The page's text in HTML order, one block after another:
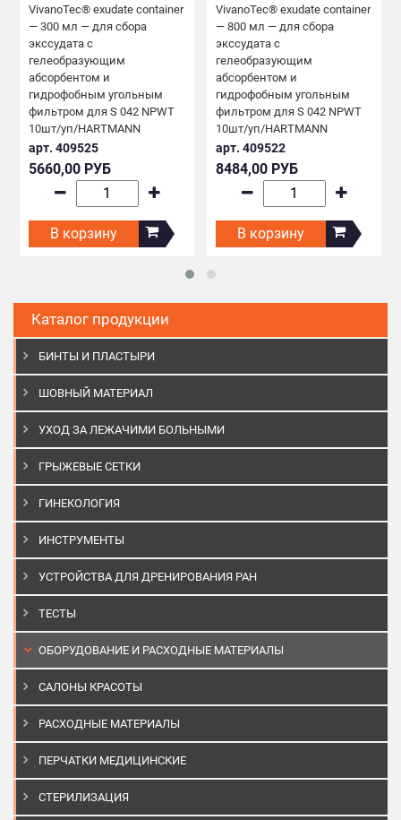
Каталог продукции
БИНТЫ И ПЛАСТЫРИ
ШОВНЫЙ МАТЕРИАЛ
УХОД ЗА ЛЕЖАЧИМИ БОЛЬНЫМИ
ГРЫЖЕВЫЕ СЕТКИ
ГИНЕКОЛОГИЯ
ИНСТРУМЕНТЫ
УСТРОЙСТВА ДЛЯ ДРЕНИРОВАНИЯ РАН
ТЕСТЫ
ОБОРУДОВАНИЕ И РАСХОДНЫЕ МАТЕРИАЛЫ
САЛОНЫ КРАСОТЫ
РАСХОДНЫЕ МАТЕРИАЛЫ
ПЕРЧАТКИ МЕДИЦИНСКИЕ
СТЕРИЛИЗАЦИЯ
VivanoTec® exudate container
— 300 мл — для сбора
экссудата с
гелеобразующим
абсорбентом и
гидрофобным угольным
фильтром для S 042 NPWT
10шт/уп/HARTMANN
арт. 409525
5660,00 РУБ
В корзину
VivanoTec® exudate container
— 800 мл — для сбора
экссудата с
гелеобразующим
абсорбентом и
гидрофобным угольным
фильтром для S 042 NPWT
10шт/уп/HARTMANN
арт. 409522
8484,00 РУБ
В корзину